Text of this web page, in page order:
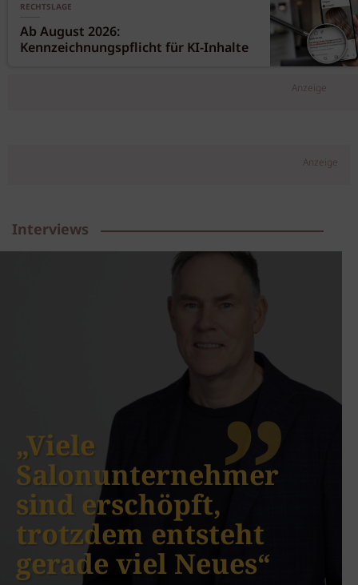
RECHTSLAGE
Ab August 2026:
Kennzeichnungspflicht für KI-Inhalte
Anzeige
Anzeige
Interviews
„Viele
Salonunternehmer
sind erschöpft,
trotzdem entsteht
gerade viel Neues“